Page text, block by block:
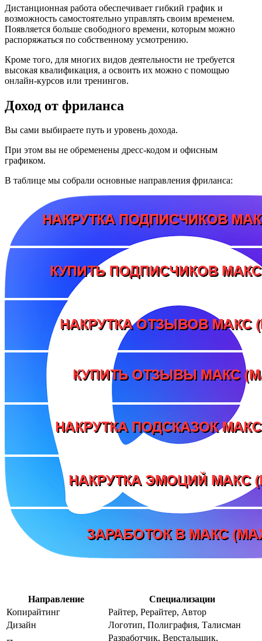
Дистанционная работа обеспечивает гибкий график и
возможность самостоятельно управлять своим временем.
Появляется больше свободного времени, которым можно
распоряжаться по собственному усмотрению.
Кроме того, для многих видов деятельности не требуется
высокая квалификация, а освоить их можно с помощью
онлайн-курсов или тренингов.
Доход от фриланса
Вы сами выбираете путь и уровень дохода.
При этом вы не обременены дресс-кодом и офисным
графиком.
В таблице мы собрали основные направления фриланса:
Направление
Специализации
Копирайтинг
Райтер, Рерайтер, Автор
Дизайн
Логотип, Полиграфия, Талисман
Разработчик, Верстальщик,